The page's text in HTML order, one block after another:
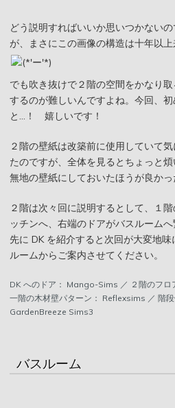
どう説明すればいいか思いつかない
が、まさにこの画像の構造は十年以
でも吹き抜けで２階の空間をかなり
するのが難しいんですよね。今回、
と…！ 嬉しいです！
２階の壁紙は改築前に使用していて
たのですが、全体を見るとちょっと
無地の壁紙にしておいたほうが良かっ
２階は次々回に説明するとして、１
ッチンへ、右端のドアがバスルームへ
先に DK を紹介すると次回が大変地
ルームからご案内させてください。
DK へのドア： Mango-Sims ／ ２階のフ
一階の木材壁パターン： Reflexsims ／ 階
GardenBreeze Sims3
バスルーム